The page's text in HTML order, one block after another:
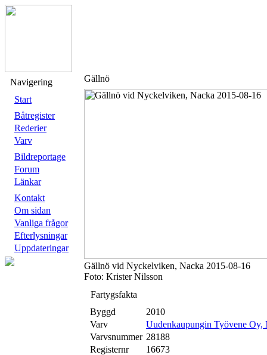
Navigering
Start
Båtregister
Rederier
Varv
Bildreportage
Forum
Länkar
Kontakt
Om sidan
Vanliga frågor
Efterlysningar
Uppdateringar
Gällnö
Gällnö vid Nyckelviken, Nacka 2015-08-16
Foto: Krister Nilsson
Fartygsfakta
Byggd
2010
Varv
Uudenkaupungin Työvene Oy,
Varvsnummer 28188
Registernr
16673